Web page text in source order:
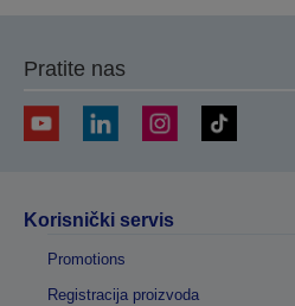
Pratite nas
Korisnički servis
Promotions
Registracija proizvoda